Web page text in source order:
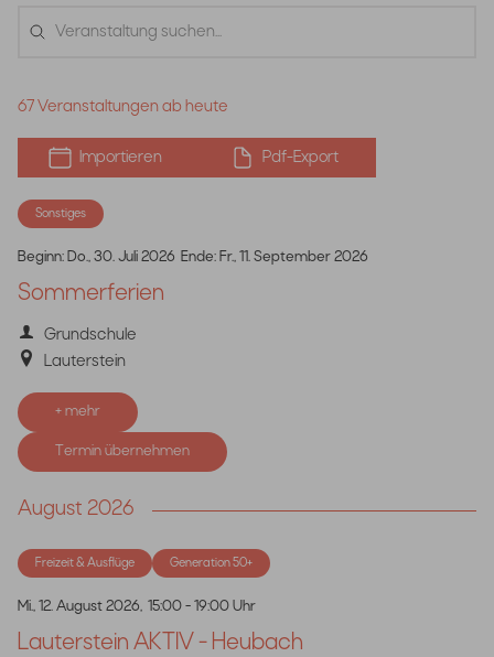
67 Veranstaltungen ab heute
Importieren Pdf-Export
Beginn: Do., 30. Juli 2026 Ende: Fr., 11. September 2026
Sommerferien
Grundschule
Lauterstein
+ mehr
Termin übernehmen
Sonstiges
August 2026
Mi., 12. August 2026, 15:00 - 19:00 Uhr
Lauterstein AKTIV - Heubach
Freizeit & Ausflüge Generation 50+